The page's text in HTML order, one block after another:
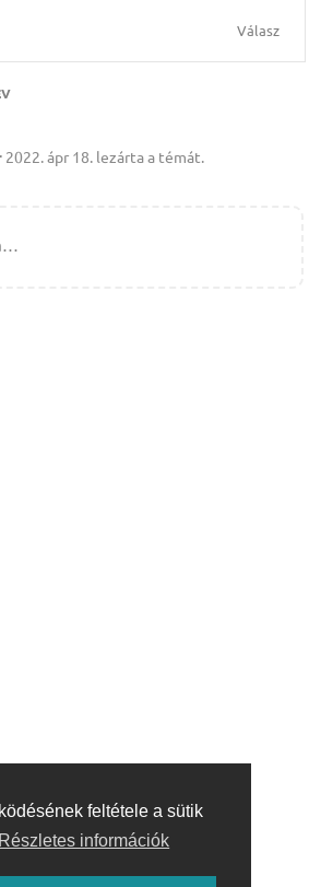
feltétele a sütik
Részletes információk
Válasz
2022. ápr 18. lezárta a témát.